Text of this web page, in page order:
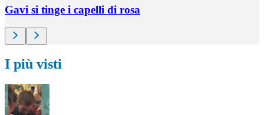
Gavi si tinge i capelli di rosa
I più visti